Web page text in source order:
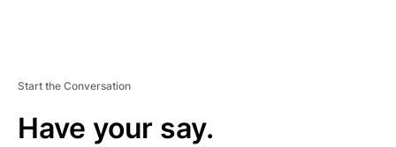
Start the Conversation
Have your say.